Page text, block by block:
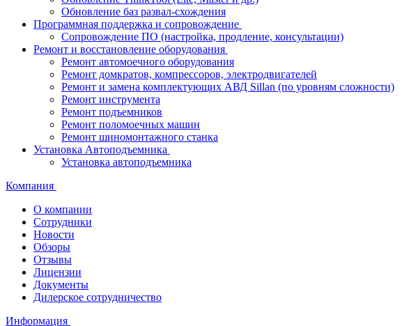
Обновление баз развал-схождения
Программная поддержка и сопровождение
Сопровождение ПО (настройка, продление, консультации)
Ремонт и восстановление оборудования
Ремонт автомоечного оборудования
Ремонт домкратов, компрессоров, электродвигателей
Ремонт и замена комплектующих АВД Sillan (по уровням сложности)
Ремонт инструмента
Ремонт подъемников
Ремонт поломоечных машин
Ремонт шиномонтажного станка
Установка Автоподъемника
Установка автоподъемника
Компания
О компании
Сотрудники
Новости
Обзоры
Отзывы
Лицензии
Документы
Дилерское сотрудничество
Информация